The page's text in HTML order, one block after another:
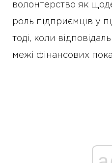
волонтерство як
роль підприємців у
тоді, коли
межі фінансових